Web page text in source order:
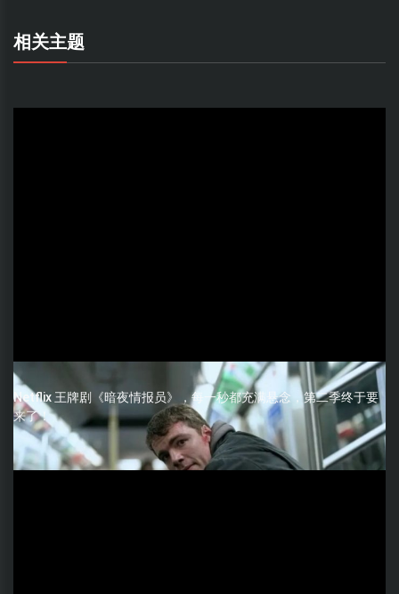
相关主题
Netflix 王牌剧《暗夜情报员》，每一秒都充满悬念，第二季终于要
来了！